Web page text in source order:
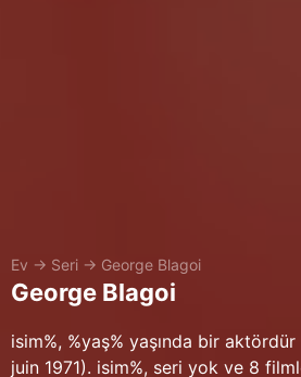
Ev → Seri → George Blagoi
George Blagoi
isim%, %yaş% yaşında bir
juin 1971). isim%, seri yok ve 8